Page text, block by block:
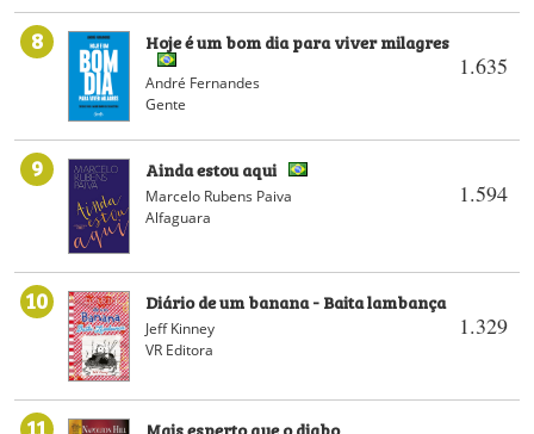
8
1.635
Hoje é um bom dia para viver milagres
André Fernandes
Gente
9
1.594
Ainda estou aqui
Marcelo Rubens Paiva
Alfaguara
10
1.329
Diário de um banana - Baita lambança
Jeff Kinney
VR Editora
11 Mais esperto que o diabo